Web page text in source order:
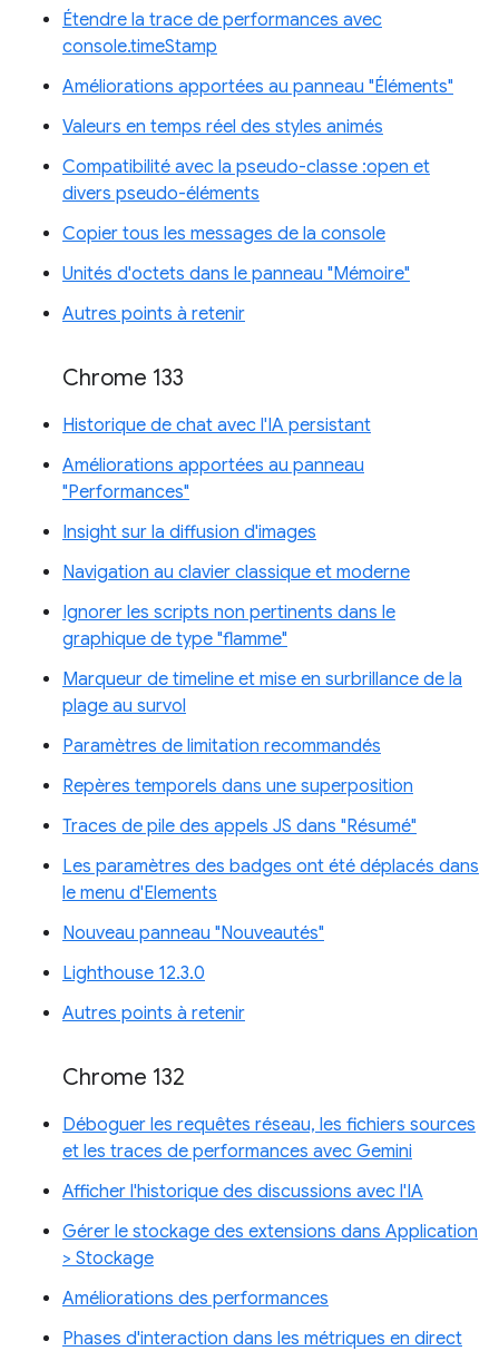
Étendre la trace de performances avec
console.timeStamp
Améliorations apportées au panneau "Éléments"
Valeurs en temps réel des styles animés
Compatibilité avec la pseudo-classe :open et
divers pseudo-éléments
Copier tous les messages de la console
Unités d'octets dans le panneau "Mémoire"
Autres points à retenir
Chrome 133
Historique de chat avec l'IA persistant
Améliorations apportées au panneau
"Performances"
Insight sur la diffusion d'images
Navigation au clavier classique et moderne
Ignorer les scripts non pertinents dans le
graphique de type "flamme"
Marqueur de timeline et mise en surbrillance de la
plage au survol
Paramètres de limitation recommandés
Repères temporels dans une superposition
Traces de pile des appels JS dans "Résumé"
Les paramètres des badges ont été déplacés dans
le menu d'Elements
Nouveau panneau "Nouveautés"
Lighthouse 12.3.0
Autres points à retenir
Chrome 132
Déboguer les requêtes réseau, les fichiers sources
et les traces de performances avec Gemini
Afficher l'historique des discussions avec l'IA
Gérer le stockage des extensions dans Application
> Stockage
Améliorations des performances
Phases d'interaction dans les métriques en direct